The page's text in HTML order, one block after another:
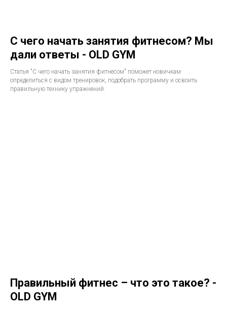
С чего начать занятия фитнесом? Мы
дали ответы - OLD GYM
Статья "С чего начать занятия фитнесом" поможет новичкам
определиться с видом тренировок, подобрать программу и освоить
правильную технику упражнений.
Правильный фитнес – что это такое? -
OLD GYM